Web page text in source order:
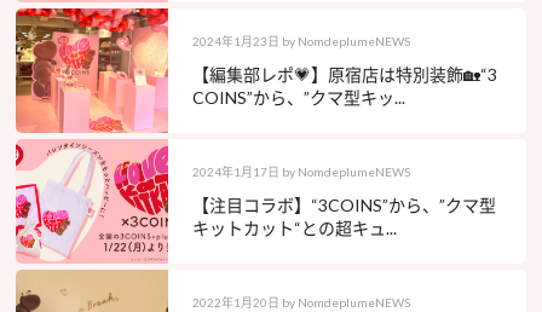
2024年1月23日 by NomdeplumeNEWS
【編集部レポ💗】原宿店は特別装飾🏡“3
COINS”から、”クマ型キッ...
2024年1月17日 by NomdeplumeNEWS
【注目コラボ】“3COINS”から、”クマ型
キットカット“との超キュ...
2022年1月20日 by NomdeplumeNEWS